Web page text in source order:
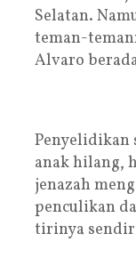
Selatan.
teman-
Alvaro
Penyelidikan
anak hilang,
jenazah
penculikan
tirinya